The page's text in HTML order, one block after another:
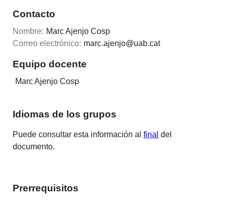
Contacto
Nombre: Marc Ajenjo Cosp
Correo electrónico: marc.ajenjo@uab.cat
Equipo docente
Marc Ajenjo Cosp
Idiomas de los grupos
Puede consultar esta información alfinal del
documento.
Prerrequisitos